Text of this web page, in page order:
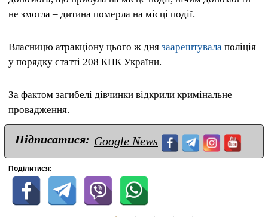
не змогла – дитина померла на місці події.
Власницю атракціону цього ж дня заарештувала поліція
у порядку статті 208 КПК України.
За фактом загибелі дівчинки відкрили кримінальне
провадження.
Підписатися: Google News
Поділитися: